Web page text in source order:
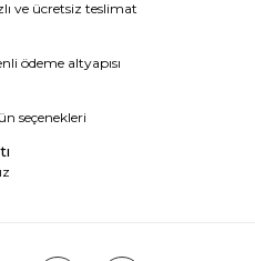
ve ücretsiz teslimat
ödeme altyapısı
seçenekleri